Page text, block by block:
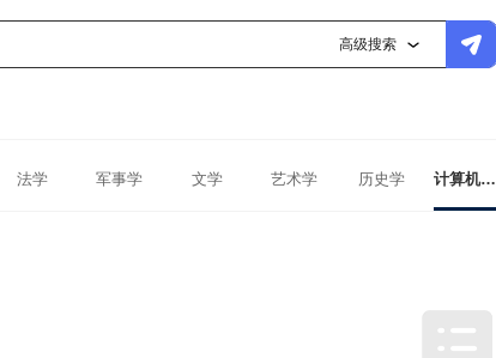
高级搜索
法学 军事学 文学 艺术学 历史学 计算机科学与技术